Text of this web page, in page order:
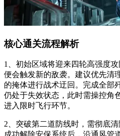
核心通关流程解析
1、初始区域将迎来四轮高强度
便会触发新的敌袭。建议优先清
的掩体进行战术迂回。完成全部
仍处于失效状态，此时需操控角
进入限时飞行环节。
2、突破第二道防线时，需彻底